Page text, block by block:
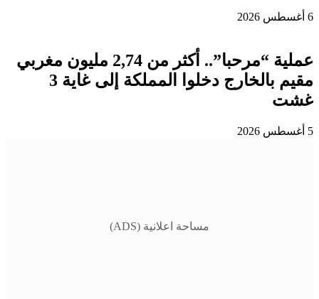
6 أغسطس 2026
عملية “مرحبا”.. أكثر من 2,74 مليون مغربي
مقيم بالخارج دخلوا المملكة إلى غاية 3
غشت
5 أغسطس 2026
مساحة اعلانية (ADS)